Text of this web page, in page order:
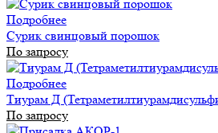
Подробнее
Сурик свинцовый порошок
По запросу
Подробнее
Тиурам Д
По запросу